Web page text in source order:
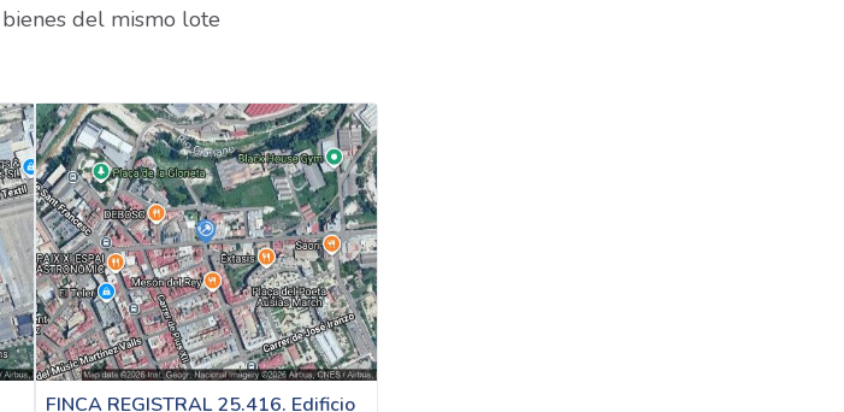
del mismo lote
FINCA REGISTRAL 25.416. Edificio